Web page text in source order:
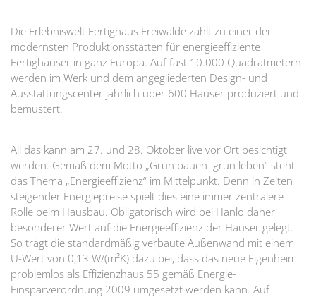
Die Erlebniswelt Fertighaus Freiwalde zählt zu einer der
modernsten Produktionsstätten für energieeffiziente
Fertighäuser in ganz Europa. Auf fast 10.000 Quadratmetern
werden im Werk und dem angegliederten Design- und
Ausstattungscenter jährlich über 600 Häuser produziert und
bemustert.
All das kann am 27. und 28. Oktober live vor Ort besichtigt
werden. Gemäß dem Motto „Grün bauen  grün leben“ steht
das Thema „Energieeffizienz“ im Mittelpunkt. Denn in Zeiten
steigender Energiepreise spielt dies eine immer zentralere
Rolle beim Hausbau. Obligatorisch wird bei Hanlo daher
besonderer Wert auf die Energieeffizienz der Häuser gelegt.
So trägt die standardmäßig verbaute Außenwand mit einem
U-Wert von 0,13 W/(m²K) dazu bei, dass das neue Eigenheim
problemlos als Effizienzhaus 55 gemäß Energie-
Einsparverordnung 2009 umgesetzt werden kann. Auf